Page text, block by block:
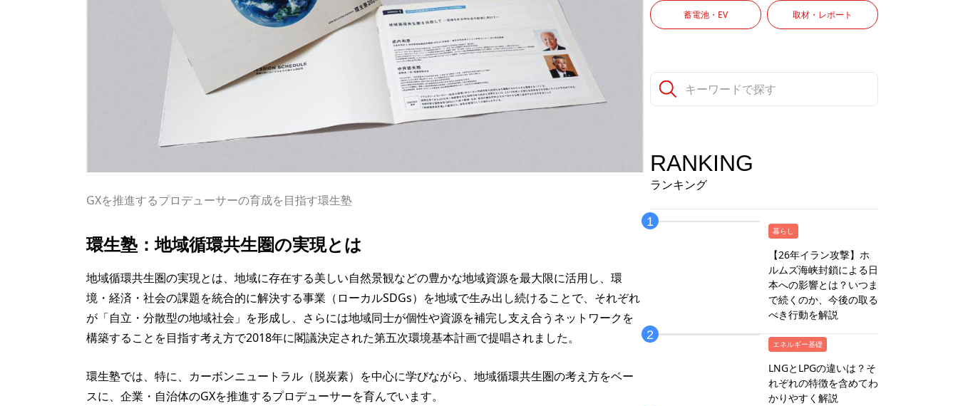
GXを推進するプロデューサーの育成を目指す環生塾
環生塾：地域循環共生圏の実現とは
地域循環共生圏の実現とは、地域に存在する美しい自然景観などの豊かな地域資源を最大限に活用し、環
境・経済・社会の課題を統合的に解決する事業（ローカルSDGs）を地域で生み出し続けることで、それぞれ
が「自立・分散型の地域社会」を形成し、さらには地域同士が個性や資源を補完し支え合うネットワークを
構築することを目指す考え方で2018年に閣議決定された第五次環境基本計画で提唱されました。
環生塾では、特に、カーボンニュートラル（脱炭素）を中心に学びながら、地域循環共生圏の考え方をベー
スに、企業・自治体のGXを推進するプロデューサーを育んでいます。
蓄電池・EV 取材・レポート
RANKING
ランキング
暮らし
【26年イラン攻撃】ホ
ルムズ海峡封鎖による日
本への影響とは？いつま
で続くのか、今後の取る
べき行動を解説
エネルギー基礎
LNGとLPGの違いは？そ
れぞれの特徴を含めてわ
かりやすく解説